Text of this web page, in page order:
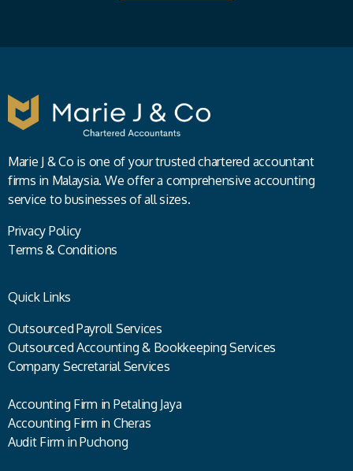
Marie J & Co is one of your trusted chartered accountant
firms in Malaysia. We offer a comprehensive accounting
service to businesses of all sizes.
Privacy Policy
Terms & Conditions
Quick Links
Outsourced Payroll Services
Outsourced Accounting & Bookkeeping Services
Company Secretarial Services
Accounting Firm in Petaling Jaya
Accounting Firm in Cheras
Audit Firm in Puchong